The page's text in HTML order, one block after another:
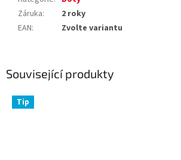
Související produkty
Tip
Záruka:
2 roky
EAN: Zvolte variantu